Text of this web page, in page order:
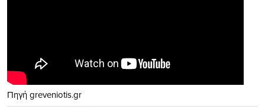
Πηγή greveniotis.gr